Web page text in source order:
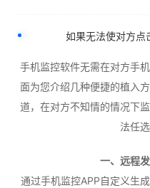
如果无法使对方点
手机监控软件无需在对方手
面为您介绍几种便捷的植入
道，在对方不知情的情况下
法任
一、远程
通过手机监控APP自定义生